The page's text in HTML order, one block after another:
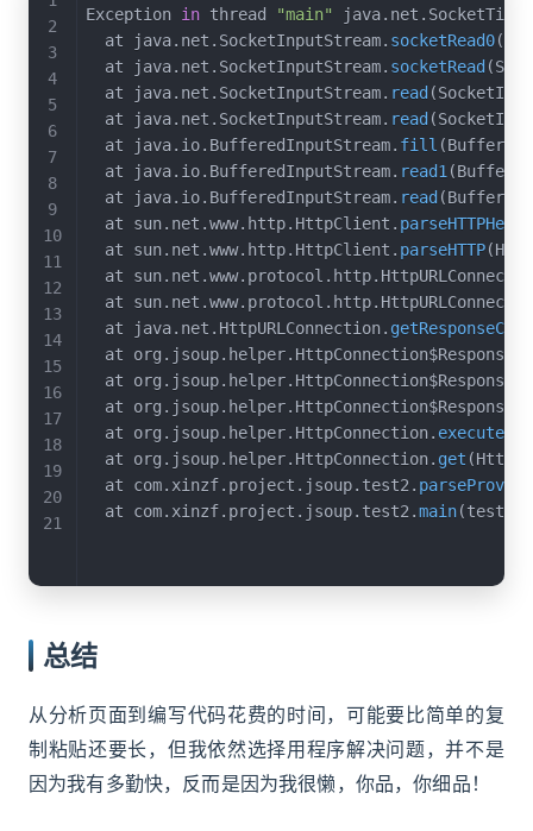
Exception in thread "main" java. net .
	at java
. net . SocketInputStream. socketRead0(
	at java
. net . SocketInputStream. socketRead (
	at java
. net . SocketInputStream. read (
	at java
. net . SocketInputStream. read (
	at java
. io. BufferedInputStream. fill (
	at java
. io. BufferedInputStream. read1(
	at java
. io. BufferedInputStream. read (
	at sun
. net .www. http. HttpClient .
	at sun
. net .www. http. HttpClient . parseHTTP(
	at sun
. net .www. protocol . http.
	at sun
. net .www. protocol . http.
	at java
. net . HttpURLConnection. getResponseCode
	at org
. jsoup. helper. HttpConnection$Response
	at org
. jsoup. helper. HttpConnection$Response
	at org
. jsoup. helper. HttpConnection$Response
	at org
. jsoup. helper. HttpConnection. execute
	at org
. jsoup. helper. HttpConnection. get (
	at com
. xinzf. project . jsoup. test2.
	at com
. xinzf. project . jsoup. test2.main(test2
总结
从分析页面到编写代码花费的时间，可能要比简单的复
制粘贴还要长，但我依然选择用程序解决问题，并不是
因为我有多勤快，反而是因为我很懒，你品，你细品！